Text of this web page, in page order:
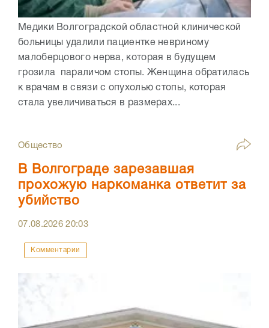
Медики Волгоградской областной клинической
больницы удалили пациентке невриному
малоберцового нерва, которая в будущем
грозила параличом стопы. Женщина обратилась
к врачам в связи с опухолью стопы, которая
стала увеличиваться в размерах...
Общество
В Волгограде зарезавшая
прохожую наркоманка ответит за
убийство
07.08.202620:03
Комментарии